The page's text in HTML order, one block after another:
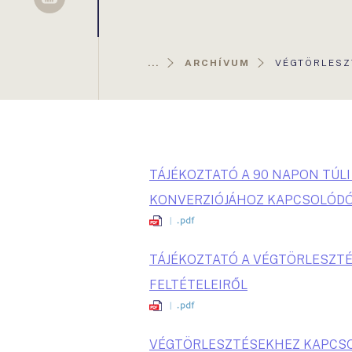
Sellsy
... ARCHÍVUM
AKTUÁLIS
TÁJÉKOZTATÓ A 90 NAPON
KONVERZIÓJÁHOZ
TÁJÉKOZTATÓ A
FELTÉTELEIRŐL
VÉGTÖRLESZTÉSEKHEZ